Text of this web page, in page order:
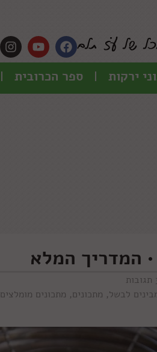
ירקות ספר הכרובית
המדריך המלא
לבשל, מתכונים, מתכונים מומלצים